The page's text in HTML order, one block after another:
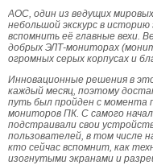
AOC, один из ведущих
небольшой экскурс в
вспомнить её главные вехи.
добрых ЭЛТ-мониторах
огромных серых корпусах и
Инновационные решения в
каждый месяц, поэтому
путь был пройден с момента
мониторов ПК. С самого
подстраивали свои
пользователей, в том числе
кто сейчас вспомнит, как
изогнутыми экранами и